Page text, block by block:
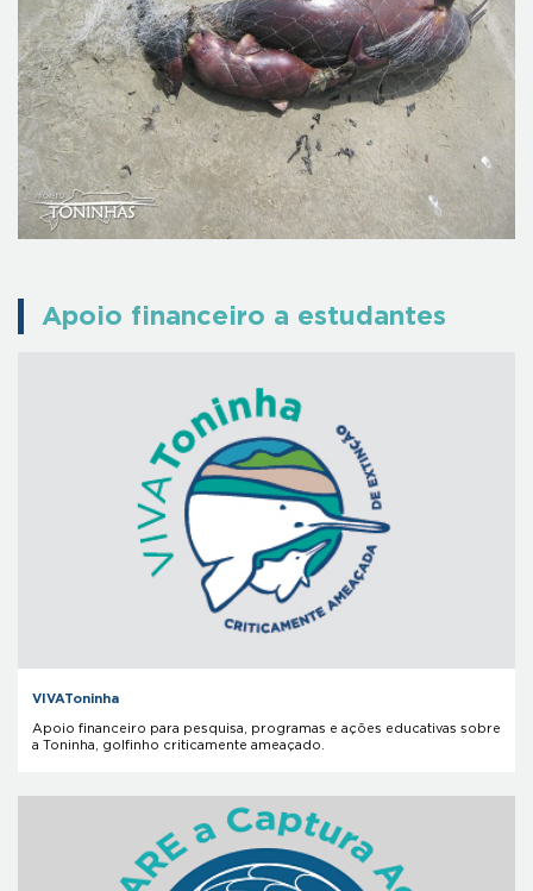
Apoio financeiro a estudantes
VIVAToninha
Apoio financeiro para pesquisa, programas e ações educativas sobre
a Toninha, golfinho criticamente ameaçado.